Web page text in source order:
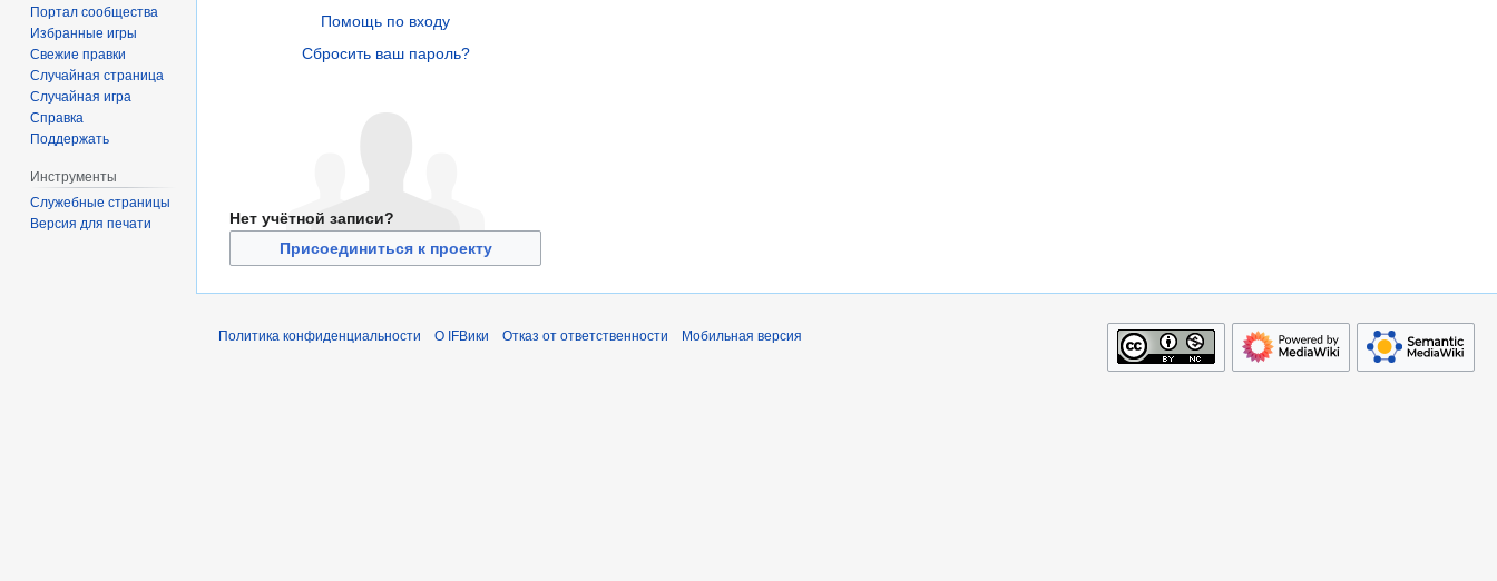
Помощь по входу
Сбросить ваш пароль?
Нет учётной записи?
Присоединиться к проекту
Портал сообщества
Избранные игры
Свежие правки
Случайная страница
Случайная игра
Справка
Поддержать
Инструменты
Служебные страницы
Версия для печати
Политика конфиденциальности О IFВики Отказ от ответственности Мобильная версия